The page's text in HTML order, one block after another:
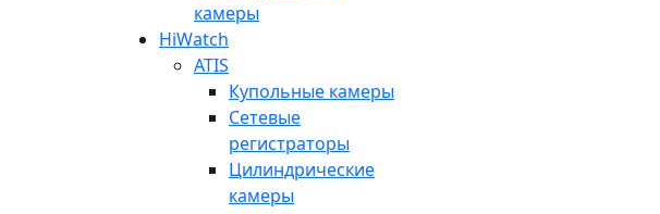
камеры
HiWatch
ATIS
Купольные камеры
Сетевые
регистраторы
Цилиндрические
камеры